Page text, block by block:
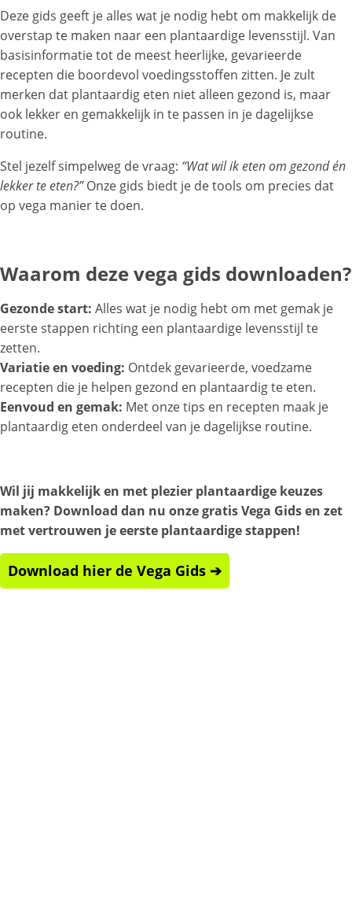
Deze gids geeft je alles wat je nodig hebt om makkelijk de
overstap te maken naar een plantaardige levensstijl. Van
basisinformatie tot de meest heerlijke, gevarieerde
recepten die boordevol voedingsstoffen zitten. Je zult
merken dat plantaardig eten niet alleen gezond is, maar
ook lekker en gemakkelijk in te passen in je dagelijkse
routine.
Stel jezelf simpelweg de vraag: “Wat wil ik eten om gezond én
lekker te eten?”Onze gids biedt je de tools om precies dat
op vega manier te doen.
Waarom deze vega gids downloaden?
Gezonde start: Alles wat je nodig hebt om met gemak je
eerste stappen richting een plantaardige levensstijl te
zetten.
Variatie en voeding: Ontdek gevarieerde, voedzame
recepten die je helpen gezond en plantaardig te eten.
Eenvoud en gemak: Met onze tips en recepten maak je
plantaardig eten onderdeel van je dagelijkse routine.
Wil jij makkelijk en met plezier plantaardige keuzes
maken? Download dan nu onze gratis Vega Gids en zet
met vertrouwen je eerste plantaardige stappen!
Download hier de Vega Gids ➔